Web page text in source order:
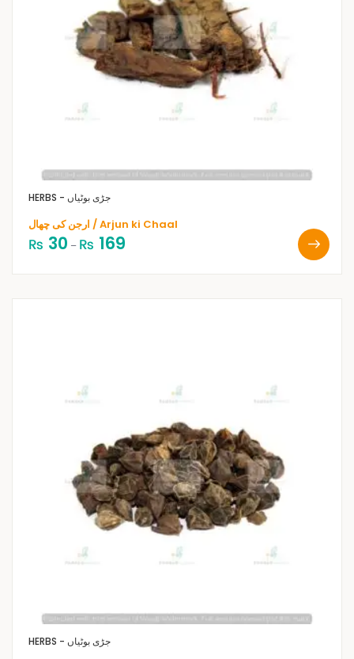
HERBS - جڑی بوٹیاں
ارجن کی چھال / Arjun ki Chaal
₨ 30 – ₨ 169
HERBS - جڑی بوٹیاں